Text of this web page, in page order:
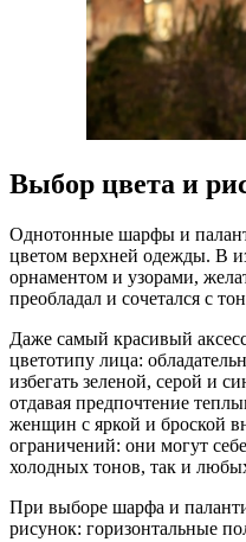
Выбор цвета и
Однотонные шарфы и
цветом верхней одежды. В
орнаментом и узорами,
преобладал и сочетался с
Даже самый красивый
цветотипу лица:
избегать зеленой, серой и
отдавая предпочтение
женщин с яркой и броской
ограничений: они могут
холодных тонов, так и
При выборе шарфа и
рисунок: горизонтальные